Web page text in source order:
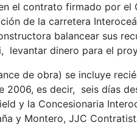
el contrato firmado por el
de la carretera
balancear sus
levantar dinero para el
de obra) se incluye
2006, es decir, seis días
y la Concesionaria
y Montero, JJC